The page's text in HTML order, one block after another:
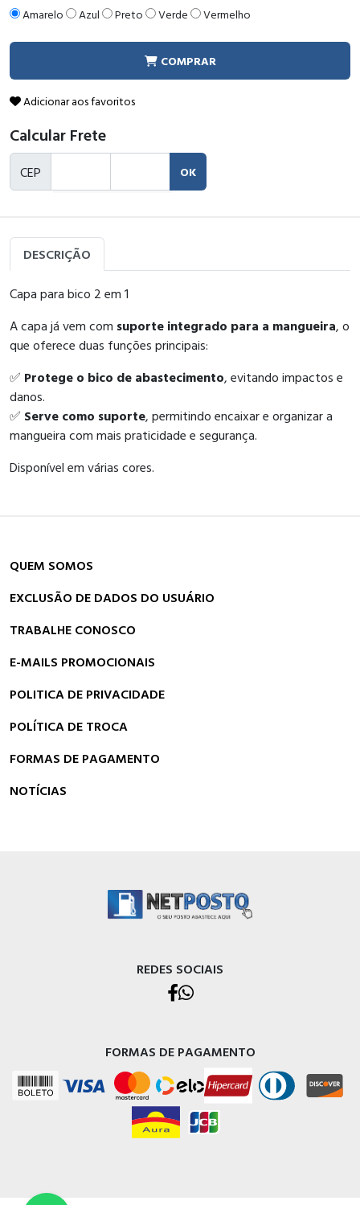
Amarelo Azul Preto Verde Vermelho
COMPRAR
Adicionar aos favoritos
Calcular Frete
CEP OK
DESCRIÇÃO
Capa para bico 2 em 1
A capa já vem com suporte integrado para a mangueira, o
que oferece duas funções principais:
✅ Protege o bico de abastecimento, evitando impactos e
danos.
✅ Serve como suporte, permitindo encaixar e organizar a
mangueira com mais praticidade e segurança.
Disponível em várias cores.
QUEM SOMOS
EXCLUSÃO DE DADOS DO USUÁRIO
TRABALHE CONOSCO
E-MAILS PROMOCIONAIS
POLITICA DE PRIVACIDADE
POLÍTICA DE TROCA
FORMAS DE PAGAMENTO
NOTÍCIAS
REDES SOCIAIS
FORMAS DE PAGAMENTO